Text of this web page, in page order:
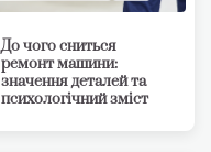
До чого сниться
ремонт машини:
значення деталей та
психологічний зміст